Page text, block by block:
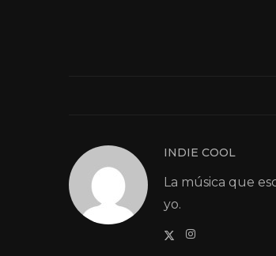
INDIE COOL
La música que
yo.